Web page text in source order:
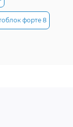
форте 8